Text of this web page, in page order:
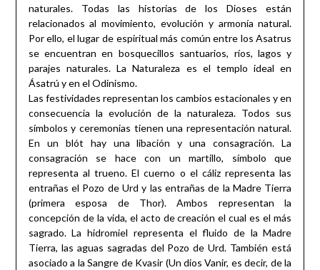
naturales. Todas las historias de los Dioses están
relacionados al movimiento, evolución y armonía natural.
Por ello, el lugar de espiritual más común entre los Asatrus
se encuentran en bosquecillos santuarios, ríos, lagos y
parajes naturales. La Naturaleza es el templo ideal en
Ásatrú y en el Odinismo.
Las festividades representan los cambios estacionales y en
consecuencia la evolución de la naturaleza. Todos sus
símbolos y ceremonias tienen una representación natural.
En un blót hay una libación y una consagración. La
consagración se hace con un martillo, símbolo que
representa al trueno. El cuerno o el cáliz representa las
entrañas el Pozo de Urd y las entrañas de la Madre Tierra
(primera esposa de Thor). Ambos representan la
concepción de la vida, el acto de creación el cual es el más
sagrado. La hidromiel representa el fluido de la Madre
Tierra, las aguas sagradas del Pozo de Urd. También está
asociado a la Sangre de Kvasir (Un dios Vanir, es decir, de la